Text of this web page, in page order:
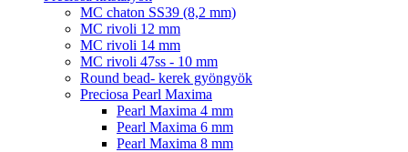
MC chaton SS39 (8,2 mm)
MC rivoli 12 mm
MC rivoli 14 mm
MC rivoli 47ss - 10 mm
Round bead- kerek gyöngyök
Preciosa Pearl Maxima
Pearl Maxima 4 mm
Pearl Maxima 6 mm
Pearl Maxima 8 mm